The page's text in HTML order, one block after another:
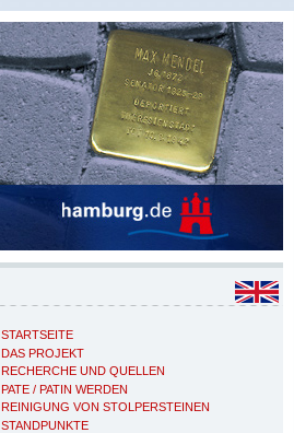
STARTSEITE
DAS PROJEKT
RECHERCHE UND QUELLEN
PATE / PATIN WERDEN
REINIGUNG VON STOLPERSTEINEN
STANDPUNKTE